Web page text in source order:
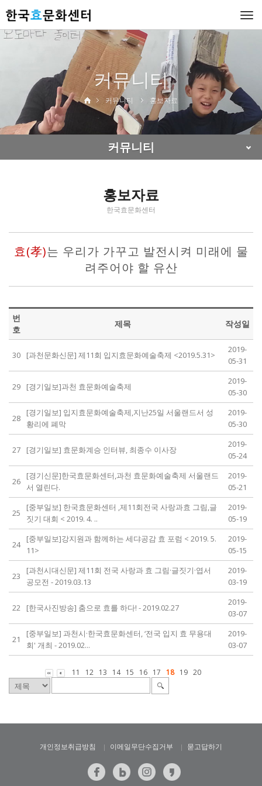
커뮤니티
커뮤니티 홍보자료
커뮤니티
홍보자료
한국효문화센터
효(孝)는 우리가 가꾸고 발전시켜 미래에 물
려주어야 할 유산
번
호
제목 작성일
30 [과천문화신문] 제11회 입지효문화예술축제 <2019.5.31>
2019-
05-31
29 [경기일보]과천 효문화예술축제
2019-
05-30
28
[경기일보] 입지효문화예술축제,지난25일 서울랜드서 성
황리에 폐막
2019-
05-30
27 [경기일보] 효문화계승 인터뷰, 최종수 이사장
2019-
05-24
26
[경기신문]한국효문화센터,과천 효문화예술축제 서울랜드
서 열린다.
2019-
05-21
25
[중부일보] 한국효문화센터 ,제11회전국 사랑과효 그림,글
짓기 대회 < 2019. 4. ..
2019-
05-19
24
[중부일보]강지원과 함께하는 세댜공감 효 포럼 < 2019. 5.
11>
2019-
05-15
23
[과천시대신문] 제11회 전국 사랑과 효 그림·글짓기·엽서
공모전 - 2019.03.13
2019-
03-19
22 [한국사진방송] 춤으로 효를 하다! - 2019.02.27
2019-
03-07
21
[중부일보] 과천시·한국효문화센터, ‘전국 입지 효 무용대
회' 개최 - 2019.02...
2019-
03-07
11 12 13 14 15 16 17 18 19 20
개인정보취급방침 이메일무단수집거부 묻고답하기